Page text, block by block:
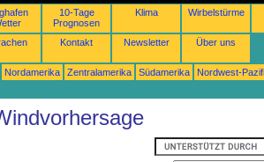
10-Tage
Prognosen
Klima Wirbelstürme
Kontakt Newsletter Über uns
Nordamerika Zentralamerika Südamerika
Nordwest-